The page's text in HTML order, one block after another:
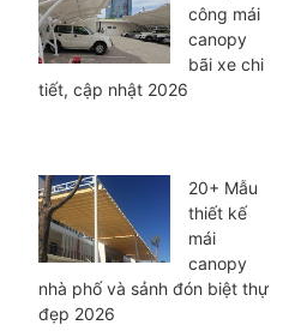
công mái
canopy
bãi xe chi
tiết, cập nhật 2026
20+ Mẫu
thiết kế
mái
canopy
nhà phố và sảnh đón biệt thự
đẹp 2026